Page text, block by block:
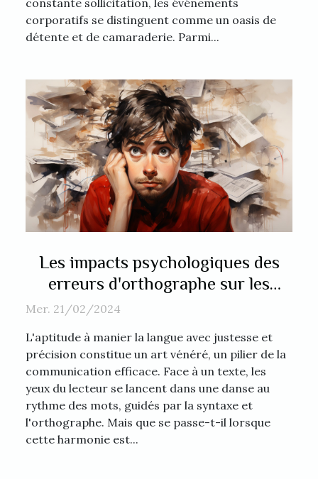
constante sollicitation, les événements
corporatifs se distinguent comme un oasis de
détente et de camaraderie. Parmi...
Les impacts psychologiques des
erreurs d'orthographe sur les
Mer. 21/02/2024
L'aptitude à manier la langue avec justesse et
précision constitue un art vénéré, un pilier de la
communication efficace. Face à un texte, les
yeux du lecteur se lancent dans une danse au
rythme des mots, guidés par la syntaxe et
l'orthographe. Mais que se passe-t-il lorsque
cette harmonie est...